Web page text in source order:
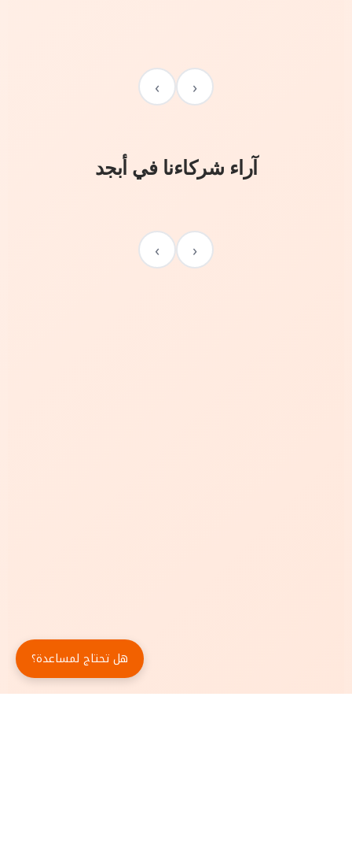
‹
›
آراء شركاءنا في أبجد
‹
›
هل تحتاج لمساعدة؟